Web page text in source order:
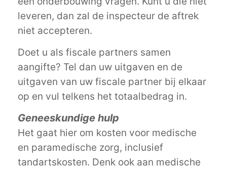
leveren, dan zal de inspecteur de aftrek
niet accepteren.
Doet u als fiscale partners samen
aangifte? Tel dan uw uitgaven en de
uitgaven van uw fiscale partner bij elkaar
op en vul telkens het totaalbedrag in.
Geneeskundige hulp
Het gaat hier om kosten voor medische
en paramedische zorg, inclusief
tandartskosten. Denk ook aan medische